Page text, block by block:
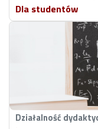
Dla studentów
Działalność